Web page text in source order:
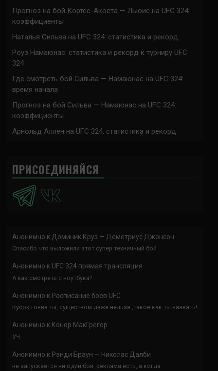
Прогноз на бой Кортес-Акоста — Льюис на UFC 324:
коэффициенты
Наталья Сильва на UFC 324: статистика и рекорд
Роуз Намаюнас: статистика и рекорд к турниру UFC
324
Где смотреть бой Сильва — Намаюнас на UFC 324:
время начала
Прогноз на бой Сильва — Намаюнас на UFC 324:
коэффициенты
Арнольд Аллен на UFC 324: статистика и рекорд
ПРИСОЕДИНЯЙСЯ
Анонимно к Доминик Круз — Деметриус Джонсон
Спасибо что выложили этот супер техничный бой
Анонимно к UFC 324 прямая трансляция
А как смотреть с ноутбука?
Анонимно к Расписание боев UFC
Кусок говна ты, существом даже нельзя ,такое как ты назвать!
Анонимно к Конор МакГрегор
УЧ
Анонимно к Рэнди Браун — Николас Далби
не запускается ни один бой, реклама есть, а когда